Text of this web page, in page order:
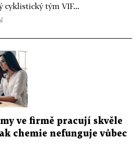
cyklistický tým VIF...
ve firmě pracují skvěle
chemie nefunguje vůbec